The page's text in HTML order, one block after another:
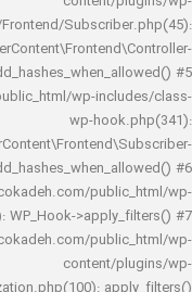
Frontend/
public_html/wp-
wp-
decokadeh.com/
WP_Hook-
decokadeh.com/